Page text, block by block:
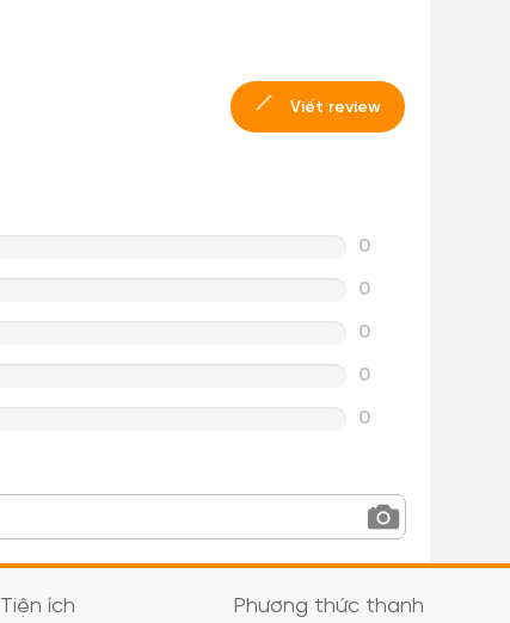
Viết review
0
0
0
0
0
Tiện ích
Phương thức thanh